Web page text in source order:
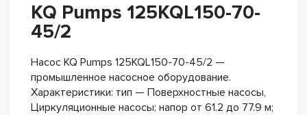
KQ Pumps 125KQL150-70-
45/2
Насос KQ Pumps 125KQL150-70-45/2 —
промышленное насосное оборудование.
Характеристики: тип — Поверхностные насосы,
Циркуляционные насосы; напор от 61.2 до 77.9 м;